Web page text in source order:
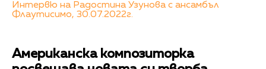
Интервю на Радостина Узунова с ансамбъл
Флаутисимо, 30.07.2022г.
Американска композиторка